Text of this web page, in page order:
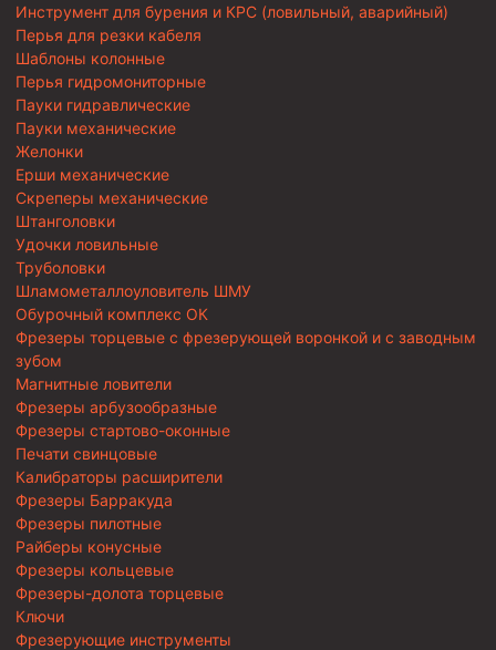
Инструмент для бурения и КРС (ловильный, аварийный)
Перья для резки кабеля
Шаблоны колонные
Перья гидромониторные
Пауки гидравлические
Пауки механические
Желонки
Ерши механические
Скреперы механические
Штанголовки
Удочки ловильные
Труболовки
Шламометаллоуловитель ШМУ
Обурочный комплекс ОК
Фрезеры торцевые с фрезерующей воронкой и с заводным
зубом
Магнитные ловители
Фрезеры арбузообразные
Фрезеры стартово-оконные
Печати свинцовые
Калибраторы расширители
Фрезеры Барракуда
Фрезеры пилотные
Райберы конусные
Фрезеры кольцевые
Фрезеры-долота торцевые
Ключи
Фрезерующие инструменты